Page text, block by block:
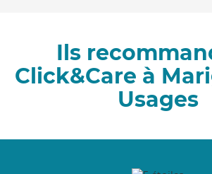
Ils
Click&Care à
Usages